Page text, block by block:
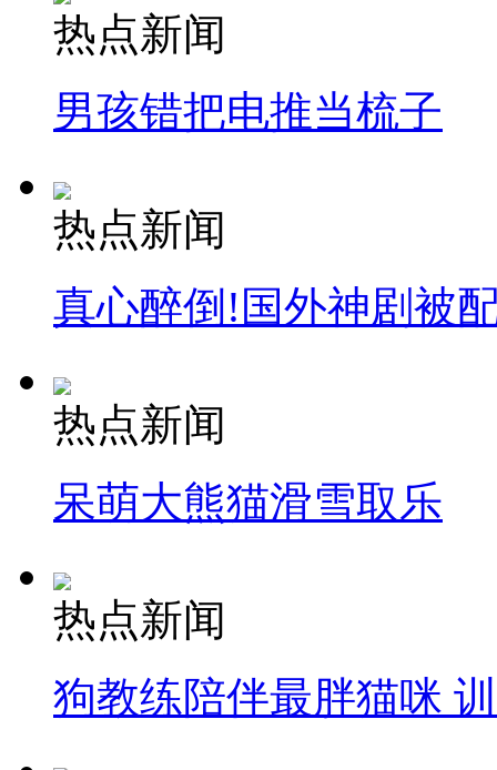
热点新闻
男孩错把电推当梳子
热点新闻
真心醉倒!国外神剧被
热点新闻
呆萌大熊猫滑雪取乐
热点新闻
狗教练陪伴最胖猫咪